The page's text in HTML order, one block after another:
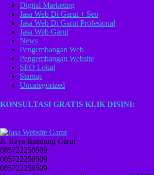
Digital Marketing
Jasa Web Di Garut + Seo
Jasa Web Di Garut Profesional
Jasa Web Garut
News
Pengembangan Web
Pengembangan Website
SEO Lokal
Startup
Uncategorized
KONSULTASI GRATIS KLIK DISINI:
Jl. Raya Bandung Garut
085722250509
085722250509
085722250509